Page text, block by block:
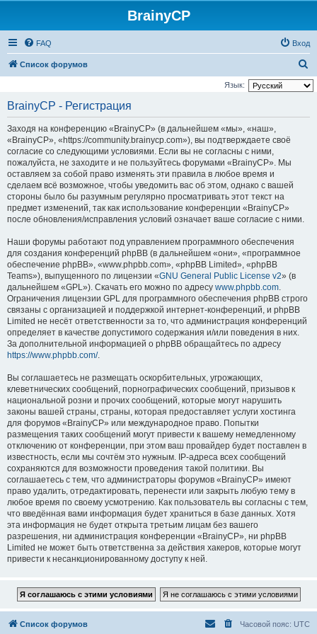
BrainyCP
FAQ Вход
Список форумов
о
Язык:
BrainyCP - Регистрация
Заходя на конференцию «BrainyCP» (в дальнейшем «мы», «наш»,
«BrainyCP», «https://community.brainycp.com»), вы подтверждаете своё
согласие со следующими условиями. Если вы не согласны с ними,
пожалуйста, не заходите и не пользуйтесь форумами «BrainyCP». Мы
оставляем за собой право изменять эти правила в любое время и
сделаем всё возможное, чтобы уведомить вас об этом, однако с вашей
стороны было бы разумным регулярно просматривать этот текст на
предмет изменений, так как использование конференции «BrainyCP»
после обновления/исправления условий означает ваше согласие с ними.
Наши форумы работают под управлением программного обеспечения
для создания конференций phpBB (в дальнейшем «они», «программное
обеспечение phpBB», «www.phpbb.com», «phpBB Limited», «phpBB
Teams»), выпущенного по лицензии «GNU General Public License v2» (в
дальнейшем «GPL»). Скачать его можно по адресу www.phpbb.com.
Ограничения лицензии GPL для программного обеспечения phpBB строго
связаны с организацией и поддержкой интернет-конференций, и phpBB
Limited не несёт ответственности за то, что администрация конференций
определяет в качестве допустимого содержания и/или поведения в них.
За дополнительной информацией о phpBB обращайтесь по адресу
https://www.phpbb.com/.
Вы соглашаетесь не размещать оскорбительных, угрожающих,
клеветнических сообщений, порнографических сообщений, призывов к
национальной розни и прочих сообщений, которые могут нарушить
законы вашей страны, страны, которая предоставляет услуги хостинга
для форумов «BrainyCP» или международное право. Попытки
размещения таких сообщений могут привести к вашему немедленному
отключению от конференции, при этом ваш провайдер будет поставлен в
известность, если мы сочтём это нужным. IP-адреса всех сообщений
сохраняются для возможности проведения такой политики. Вы
соглашаетесь с тем, что администраторы форумов «BrainyCP» имеют
право удалить, отредактировать, перенести или закрыть любую тему в
любое время по своему усмотрению. Как пользователь вы согласны с тем,
что введённая вами информация будет храниться в базе данных. Хотя
эта информация не будет открыта третьим лицам без вашего
разрешения, ни администрация конференции «BrainyCP», ни phpBB
Limited не может быть ответственна за действия хакеров, которые могут
привести к несанкционированному доступу к ней.
Список форумов Часовой пояс: UTC